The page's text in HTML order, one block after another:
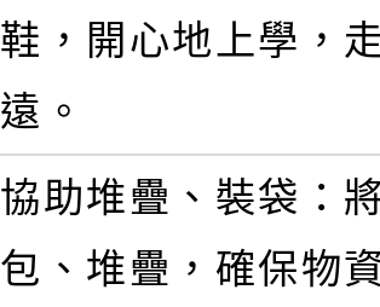
鞋，開心地上學，
遠。
協助堆疊、裝袋：
包、堆疊，確保物